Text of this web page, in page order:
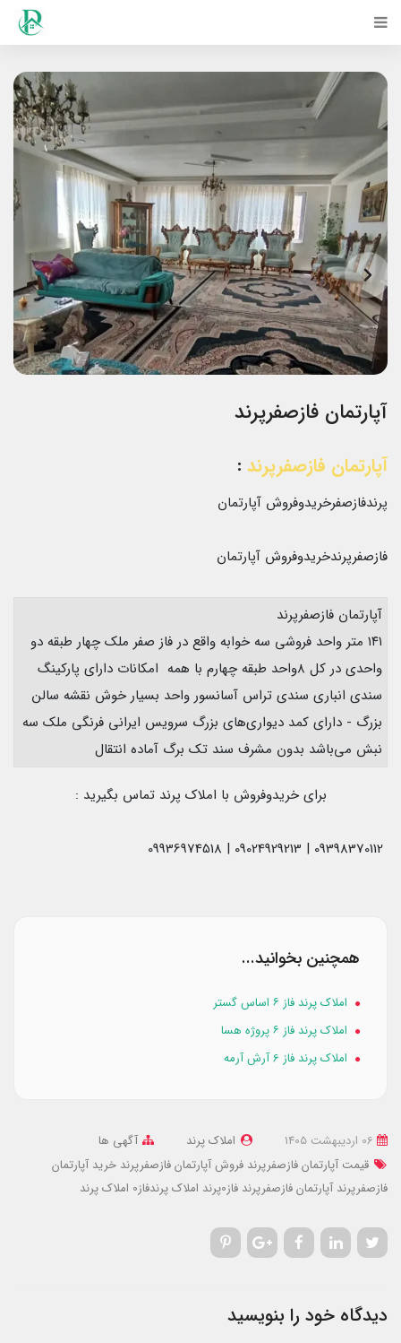
آپارتمان فازصفرپرند
آپارتمان فازصفرپرند :
پرندفازصفرخریدوفروش آپارتمان
فازصفرپرندخریدوفروش آپارتمان
آپارتمان فازصفرپرند
۱۴۱ متر‌ واحد فروشی سه خوابه واقع در فاز صفر ملک چهار طبقه دو
واحدی در کل ۸واحد طبقه چهارم با همه امکانات دارای پارکینگ
سندی انباری سندی تراس آسانسور واحد بسیار خوش نقشه سالن
بزرگ - دارای کمد دیواری‌های بزرگ سرویس ایرانی فرنگی ملک سه
نبش می‌باشد بدون مشرف سند تک برگ آماده انتقال
برای خریدوفروش با املاک پرند تماس بگیرید :
همچنین بخوانید...
املاک پرند فاز ۶ اساس گستر
املاک پرند فاز ۶ پروژه هسا
املاک پرند فاز 6 آرش آرمه
املاک پرند
آگهی ها
قیمت آپارتمان فازصفرپرند فروش آپارتمان فازصفرپرند خرید آپارتمان
فازصفرپرند آپارتمان فازصفرپرند فاز0پرند املاک پرندفاز0 املاک پرند
دیدگاه خود را بنویسید